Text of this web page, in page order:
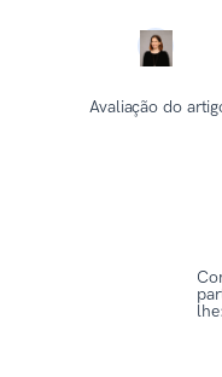
Avaliação do
lhe: